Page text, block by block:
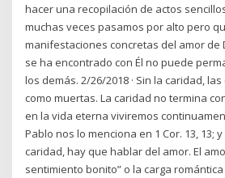
hacer una recopilación de actos
muchas veces pasamos por alto pero
manifestaciones concretas del amor de
se ha encontrado con Él no puede
los demás. 2/26/2018 · Sin la caridad,
como muertas. La caridad no termina
en la vida eterna viviremos
Pablo nos lo menciona en 1 Cor. 13, 13;
caridad, hay que hablar del amor. El
sentimiento bonito” o la carga